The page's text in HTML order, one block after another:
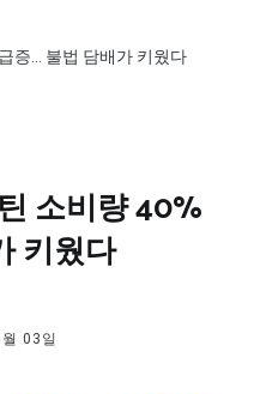
증… 불법 담배가 키웠다
소비량 40%
키웠다
03일